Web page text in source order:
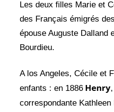
Les deux filles Marie et
des Français émigrés
épouse Auguste Dalland
Bourdieu.
A los Angeles, Cécile et
enfants : en 1886 Henry
correspondante Kathleen